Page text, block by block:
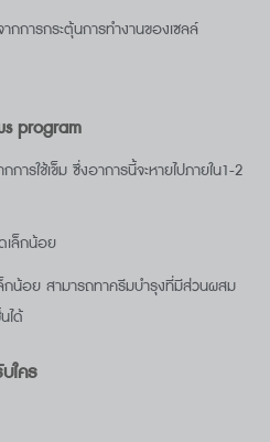
ากการกระตุ้นการทำงานของเซลล์
program
ารใช้เข็ม ซึ่งอาการนี้จะหายไปภายใน1-2
เล็กน้อย
กน้อย สามารถทาครีมบำรุงที่มีส่วนผสม
ได้
ใคร